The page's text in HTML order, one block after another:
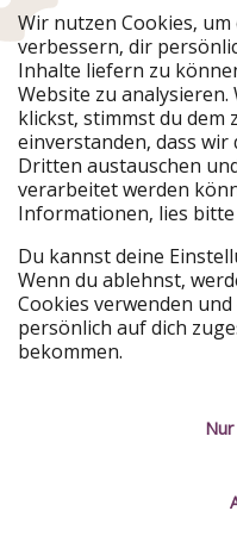
Urlaubspiraten ist Teil
Unsere Märkte
PiratinViaggio
VakantiePiraten
VoyagesPirates
Urlaubspiraten
TravelPirates
HolidayPirates Group
Lerne uns kennen
Über uns
Wir nutzen Cookies,
verbessern, dir
Inhalte liefern zu
Website zu
klickst, stimmst du dem
einverstanden, dass
Dritten austauschen
verarbeitet werden
Informationen, lies
Du kannst deine
Wenn du ablehnst,
Cookies verwenden
persönlich auf dich
bekommen.